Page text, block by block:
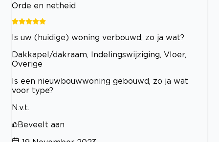
Orde en netheid
Is uw (huidige) woning verbouwd, zo ja wat?
Dakkapel/dakraam, Indelingswijziging, Vloer,
Overige
Is een nieuwbouwwoning gebouwd, zo ja wat
voor type?
N.v.t.
Beveelt aan